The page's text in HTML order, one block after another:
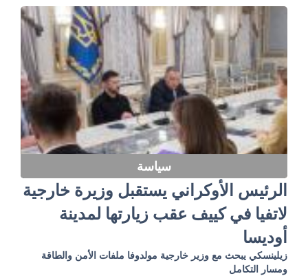
سياسة
الرئيس الأوكراني يستقبل وزيرة خارجية
لاتفيا في كييف عقب زيارتها لمدينة
أوديسا
زيلينسكي يبحث مع وزير خارجية مولدوفا ملفات الأمن والطاقة
ومسار التكامل